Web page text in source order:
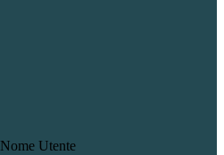
Nome Utente